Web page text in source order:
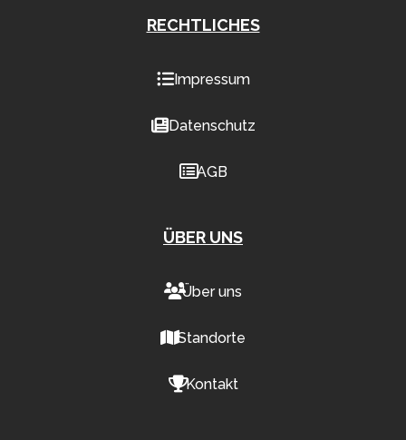
RECHTLICHES
Impressum
Datenschutz
AGB
ÜBER UNS
Über uns
Standorte
Kontakt